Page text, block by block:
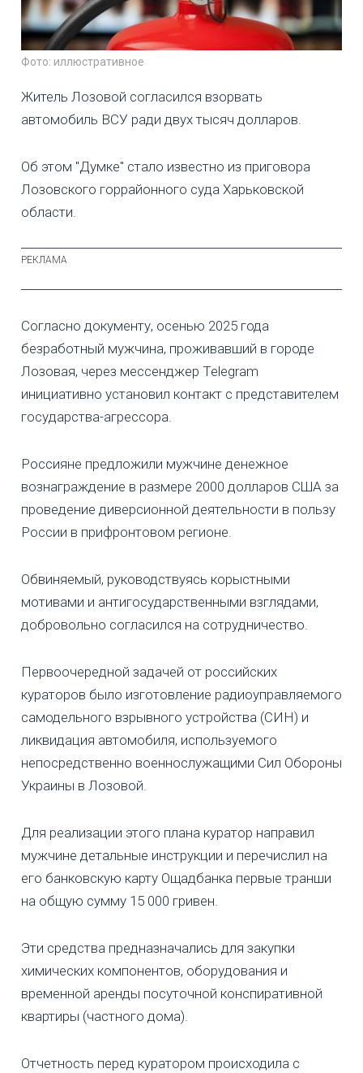
Фото: иллюстративное
Житель Лозовой согласился взорвать
автомобиль ВСУ ради двух тысяч долларов.
Об этом "Думке" стало известно из приговора
Лозовского горрайонного суда Харьковской
области.
Согласно документу, осенью 2025 года
безработный мужчина, проживавший в городе
Лозовая, через мессенджер Telegram
инициативно установил контакт с представителем
государства-агрессора.
Россияне предложили мужчине денежное
вознаграждение в размере 2000 долларов США за
проведение диверсионной деятельности в пользу
России в прифронтовом регионе.
Обвиняемый, руководствуясь корыстными
мотивами и антигосударственными взглядами,
добровольно согласился на сотрудничество.
Первоочередной задачей от российских
кураторов было изготовление радиоуправляемого
самодельного взрывного устройства (СИН) и
ликвидация автомобиля, используемого
непосредственно военнослужащими Сил Обороны
Украины в Лозовой.
Для реализации этого плана куратор направил
мужчине детальные инструкции и перечислил на
его банковскую карту Ощадбанка первые транши
на общую сумму 15 000 гривен.
Эти средства предназначались для закупки
химических компонентов, оборудования и
временной аренды посуточной конспиративной
квартиры (частного дома).
Отчетность перед куратором происходила с